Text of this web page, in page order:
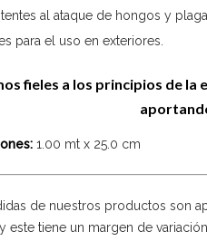
al ataque de hongos y
para el uso en exteriores.
fieles a los principios de la
1.00 mt x 25.0 cm
de nuestros productos son
este tiene un margen de